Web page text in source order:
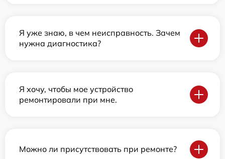
Я уже знаю, в чем неисправность. Зачем
нужна диагностика?
Я хочу, чтобы мое устройство
ремонтировали при мне.
Можно ли присутствовать при ремонте?